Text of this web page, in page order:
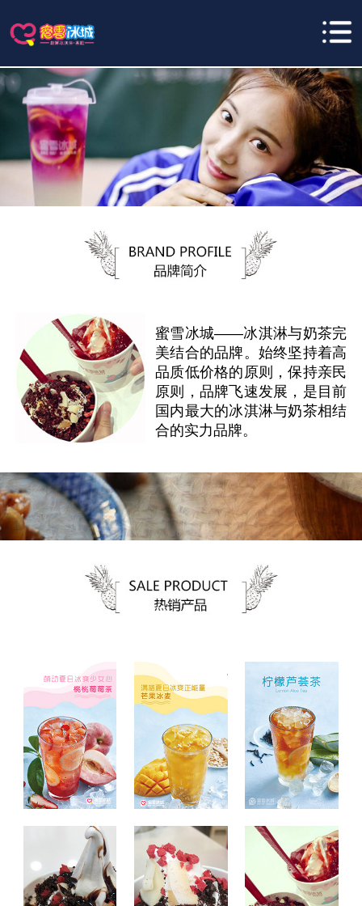
蜜雪冰城——冰淇淋与奶茶完
美结合的品牌。始终坚持着高
品质低价格的原则，保持亲民
原则，品牌飞速发展，是目前
国内最大的冰淇淋与奶茶相结
合的实力品牌。